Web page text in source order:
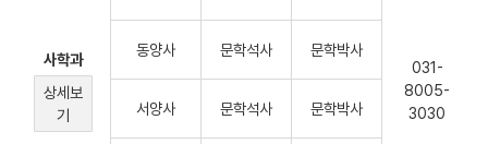
사학과
상세보
기
031-
8005-
3030
동양사 문학석사 문학박사
서양사 문학석사 문학박사